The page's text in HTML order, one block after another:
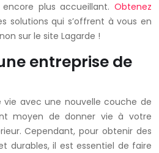
plus accueillant. Obtenez
solutions qui s’offrent à vous en
sur le site Lagarde !
entreprise de
vie avec une nouvelle couche de
moyen de donner vie à votre
Cependant, pour obtenir des
durables, il est essentiel de faire